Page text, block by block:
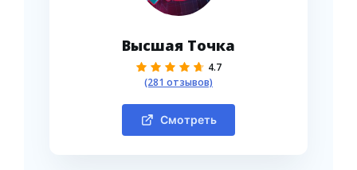
Высшая Точка
4.7
(281 отзывов)
Смотреть